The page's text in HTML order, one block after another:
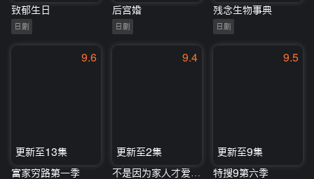
致郁生日
日剧
后宫婚
日剧
残念生物事典
日剧
9.6
更新至13集
富家穷路第一季
9.4
更新至2集
9.5
更新至9集
特搜9第六季